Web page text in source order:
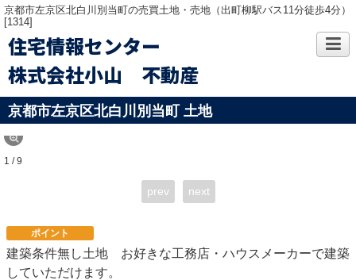
京都市左京区北白川別当町の売買土地・売地（出町柳駅バス11分徒歩4分）
[1314]
住宅情報センター
株式会社小山 不動産
京都市左京区北白川別当町 土地
1 / 9
prev next
ポイント
建築条件無し土地 お好きな工務店・ハウスメーカーで建築
していただけます。